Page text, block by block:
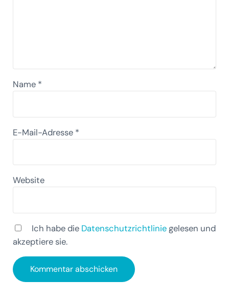
Name *
E-Mail-Adresse *
Website
Ich habe die Datenschutzrichtliniegelesen und
akzeptiere sie.